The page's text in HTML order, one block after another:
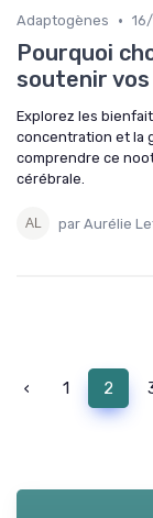
Adaptogènes •
Pourquoi
soutenir
Explorez les
concentration et la
comprendre ce
cérébrale.
par Aurélie
‹ 1 2